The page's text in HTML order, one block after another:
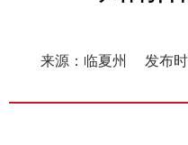
来源：临夏州
发布